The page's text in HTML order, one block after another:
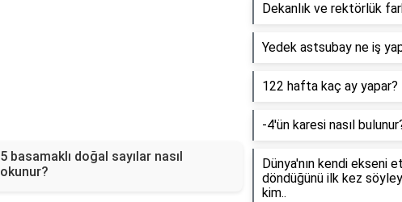
5 basamaklı doğal sayılar nasıl
okunur?
Dekanlık ve rektörlük
Yedek astsubay ne iş
122 hafta kaç ay yapar?
-4'ün karesi nasıl
Dünya'nın kendi ekseni
döndüğünü ilk kez
kim..